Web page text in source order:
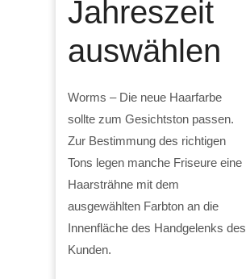
Jahreszeit
auswählen
Worms – Die neue Haarfarbe
sollte zum Gesichtston passen.
Zur Bestimmung des richtigen
Tons legen manche Friseure eine
Haarsträhne mit dem
ausgewählten Farbton an die
Innenfläche des Handgelenks des
Kunden.